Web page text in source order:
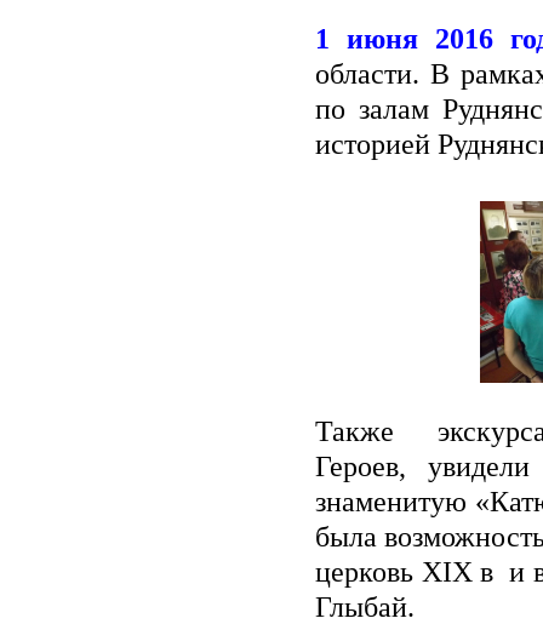
1 июня 2016
области. В
по залам
историей
Также
Героев,
знаменитую
была
церковь XIX в и
Глыбай.